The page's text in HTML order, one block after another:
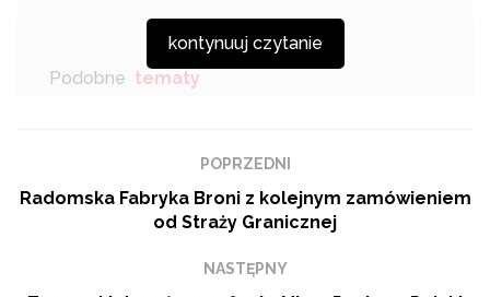
Podobne tematy
80 lat Aeroklubu Radomskiego
Radom zachęca do przekazywania 1,5% podatku
kontynuuj czytanie
POPRZEDNI
Radomska Fabryka Broni z kolejnym zamówieniem
od Straży Granicznej
NASTĘPNY